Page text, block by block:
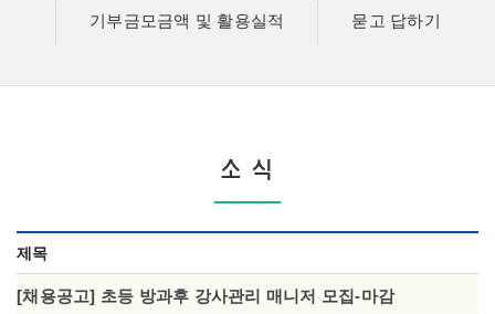
기부금모금액 및 활용실적 묻고 답하기
소 식
제목
[채용공고] 초등 방과후 강사관리 매니저 모집-마감